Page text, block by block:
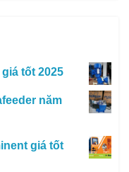
tốt 2025
năm
giá tốt